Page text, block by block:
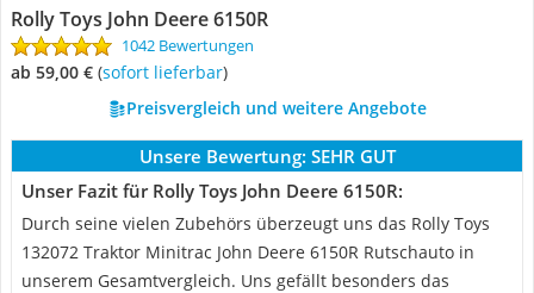
Rolly Toys John Deere 6150R
1042 Bewertungen
ab 59,00 € ( Sofort lieferbar)
Preisvergleich und weitere Angebote
Unsere Bewertung: SEHR GUT
Unser Fazit für Rolly Toys John Deere 6150R:
Durch seine vielen Zubehörs überzeugt uns das Rolly Toys
132072 Traktor Minitrac John Deere 6150R Rutschauto in
unserem Gesamtvergleich. Uns gefällt besonders das